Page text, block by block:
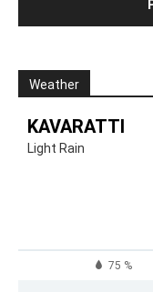
Weather
KAVARATTI
Light Rain
75 %